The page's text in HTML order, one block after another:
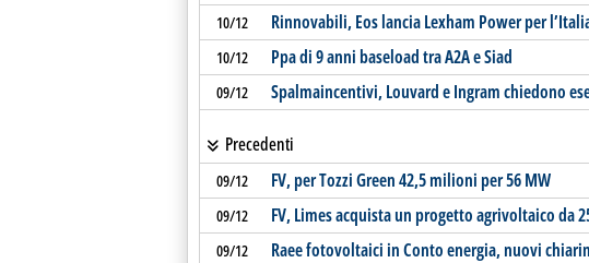
10/12 Rinnovabili, Eos lancia Lexham Power per
10/12 Ppa di 9 anni baseload tra A2A e Siad
09/12 Spalmaincentivi, Louvard e Ingram chiedono
Precedenti
09/12 FV, per Tozzi Green 42,5 milioni per 56 MW
09/12 FV, Limes acquista un progetto agrivoltaico da
09/12 Raee fotovoltaici in Conto energia, nuovi